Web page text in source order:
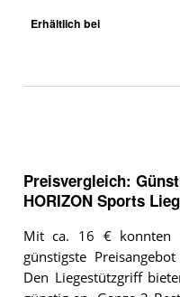
Erhältlich bei
Preisvergleich:
HORIZON Sports
Mit ca. 16 € konnten
günstigste
Den Liegestützgriff